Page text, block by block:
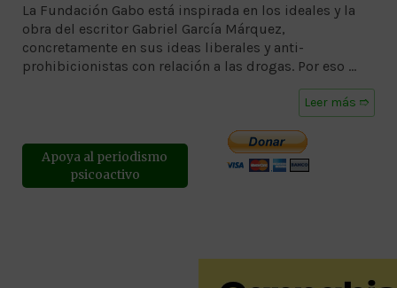
La Fundación Gabo está inspirada en los ideales y la
obra del escritor Gabriel García Márquez,
concretamente en sus ideas liberales y anti-
prohibicionistas con relación a las drogas. Por eso …
Leer más ➱
Apoya al periodismo
psicoactivo